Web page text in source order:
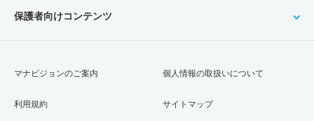
保護者向けコンテンツ
マナビジョンのご案内
利用規約
個人情報の取扱いについて
サイトマップ